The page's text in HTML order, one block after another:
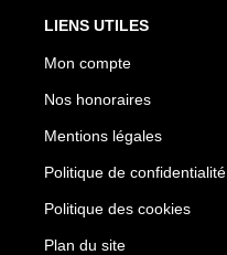
LIENS UTILES
Mon compte
Nos honoraires
Mentions légales
Politique de confidentialité
Politique des cookies
Plan du site